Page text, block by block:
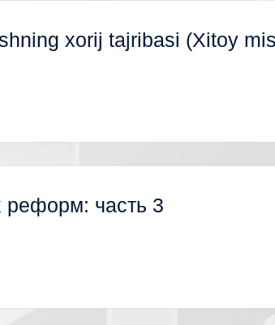
xorij tajribasi (Xitoy
часть 3